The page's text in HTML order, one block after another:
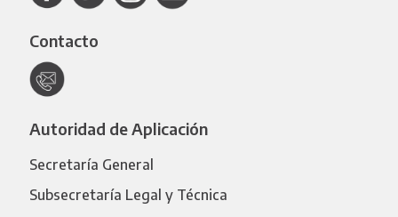
Contacto
Autoridad de Aplicación
Secretaría General
Subsecretaría Legal y Técnica